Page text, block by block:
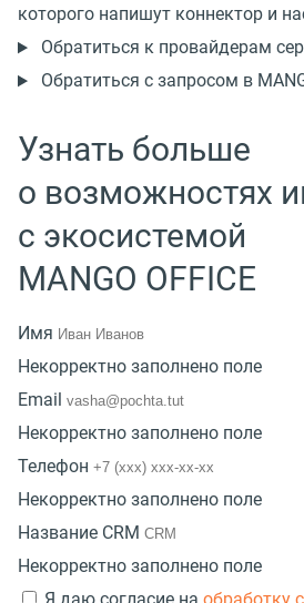
которого напишут коннектор и
Обратиться к провайдерам
Обратиться с запросом в
Узнать больше
о возможностях
с экосистемой
MANGO OFFICE
Имя
Некорректно заполнено поле
Email
Некорректно заполнено поле
Телефон
Некорректно заполнено поле
Название CRM
Некорректно заполнено поле